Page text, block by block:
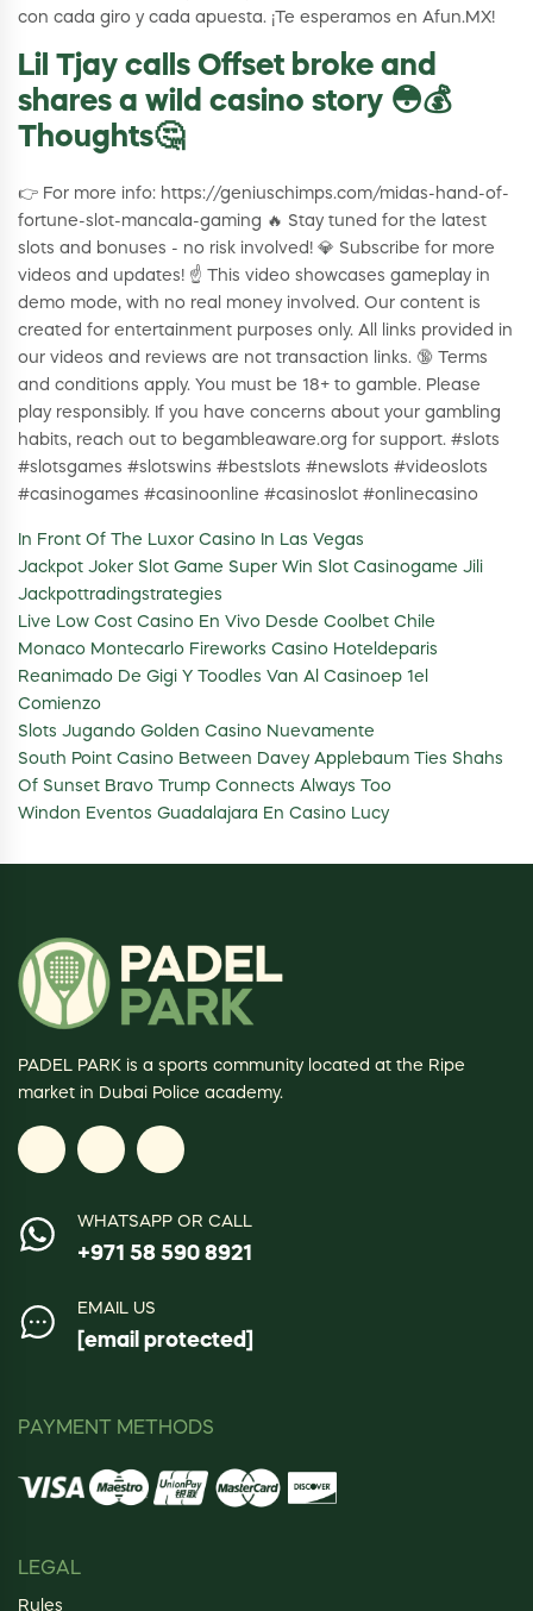
con cada giro y cada apuesta. ¡Te esperamos en Afun.MX!
Lil Tjay calls Offset broke and
shares a wild casino story 😳💰
Thoughts🤔
👉 For more info: https://geniuschimps.com/midas-hand-of-
fortune-slot-mancala-gaming 🔥 Stay tuned for the latest
slots and bonuses - no risk involved! 💎 Subscribe for more
videos and updates! ☝️ This video showcases gameplay in
demo mode, with no real money involved. Our content is
created for entertainment purposes only. All links provided in
our videos and reviews are not transaction links. 🔞 Terms
and conditions apply. You must be 18+ to gamble. Please
play responsibly. If you have concerns about your gambling
habits, reach out to begambleaware.org for support. #slots
#slotsgames #slotswins #bestslots #newslots #videoslots
#casinogames #casinoonline #casinoslot #onlinecasino
In Front Of The Luxor Casino In Las Vegas
Jackpot Joker Slot Game Super Win Slot Casinogame Jili
Jackpottradingstrategies
Live Low Cost Casino En Vivo Desde Coolbet Chile
Monaco Montecarlo Fireworks Casino Hoteldeparis
Reanimado De Gigi Y Toodles Van Al Casinoep 1el
Comienzo
Slots Jugando Golden Casino Nuevamente
South Point Casino Between Davey Applebaum Ties Shahs
Of Sunset Bravo Trump Connects Always Too
Windon Eventos Guadalajara En Casino Lucy
PADEL PARK is a sports community located at the Ripe
market in Dubai Police academy.
WHATSAPP OR CALL
+971 58 590 8921
EMAIL US
[email protected]
PAYMENT METHODS
LEGAL
Rules